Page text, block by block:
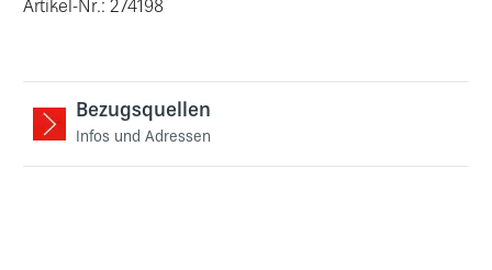
Artikel-Nr.: 274198
Bezugsquellen
Infos und Adressen